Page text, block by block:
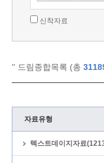
신착자료
'' 드림종합목록 (총
자료유형
텍스트데이지자료